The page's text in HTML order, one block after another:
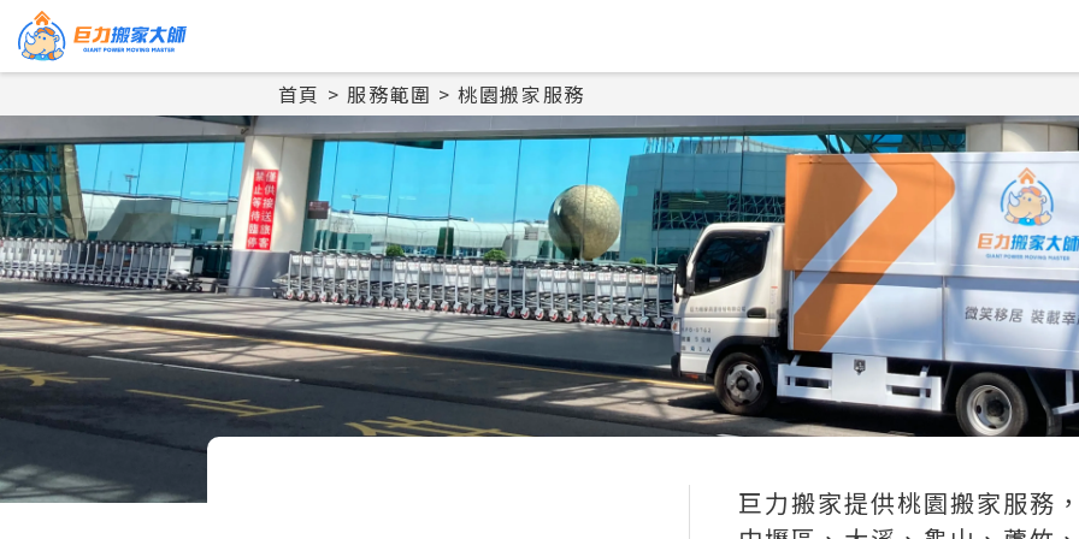
首頁 服務範圍 桃園搬家服務
巨力搬家提供桃園搬家服務